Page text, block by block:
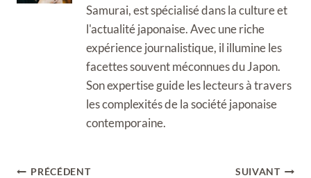
Samurai, est spécialisé dans la culture et
l'actualité japonaise. Avec une riche
expérience journalistique, il illumine les
facettes souvent méconnues du Japon.
Son expertise guide les lecteurs à travers
les complexités de la société japonaise
contemporaine.
Navigation
PRÉCÉDENT SUIVANT